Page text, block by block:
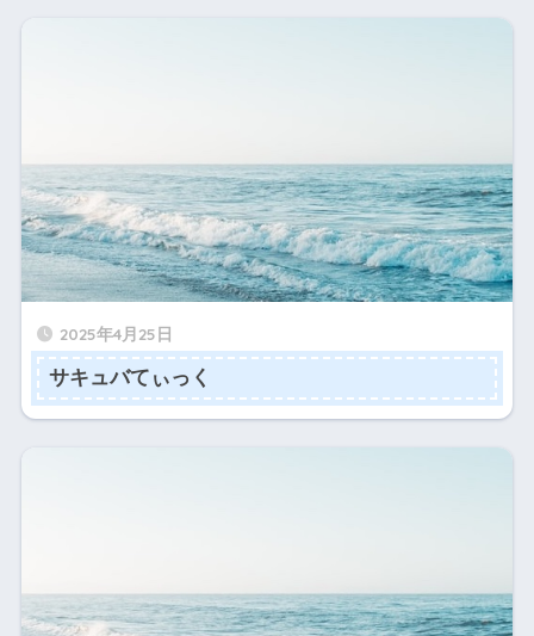
2025年4月25日
サキュバてぃっく